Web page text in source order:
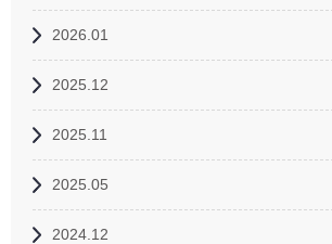
2026.01
2025.12
2025.11
2025.05
2024.12